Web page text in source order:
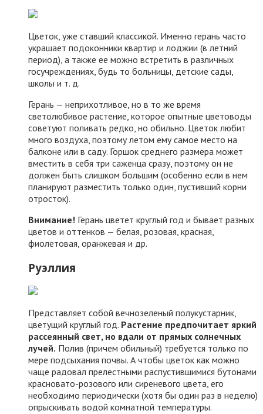
Цветок, уже ставший классикой. Именно герань часто
украшает подоконники квартир и лоджии (в летний
период), а также ее можно встретить в различных
госучреждениях, будь то больницы, детские сады,
школы и т. д.
Герань — неприхотливое, но в то же время
светолюбивое растение, которое опытные цветоводы
советуют поливать редко, но обильно. Цветок любит
много воздуха, поэтому летом ему самое место на
балконе или в саду. Горшок среднего размера может
вместить в себя три саженца сразу, поэтому он не
должен быть слишком большим (особенно если в нем
планируют разместить только один, пустивший корни
отросток).
Внимание! Герань цветет круглый год и бывает разных
цветов и оттенков — белая, розовая, красная,
фиолетовая, оранжевая и др.
Руэллия
Представляет собой вечнозеленый полукустарник,
цветущий круглый год. Растение предпочитает яркий
рассеянный свет, но вдали от прямых солнечных
лучей. Полив (причем обильный) требуется только по
мере подсыхания почвы. А чтобы цветок как можно
чаще радовал прелестными распустившимися бутонами
красновато-розового или сиреневого цвета, его
необходимо периодически (хотя бы один раз в неделю)
опрыскивать водой комнатной температуры.